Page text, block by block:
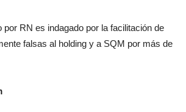
por RN es indagado por la facilitación de
falsas al holding y a SQM por más de